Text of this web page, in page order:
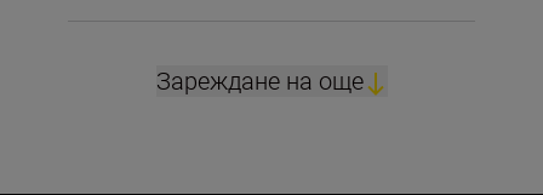
Зареждане на още